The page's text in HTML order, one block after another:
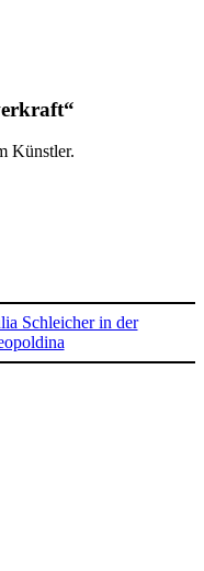
Künstler.
Schleicher in der